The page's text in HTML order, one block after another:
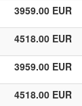
3959.00 EUR
4518.00 EUR
3959.00 EUR
4518.00 EUR